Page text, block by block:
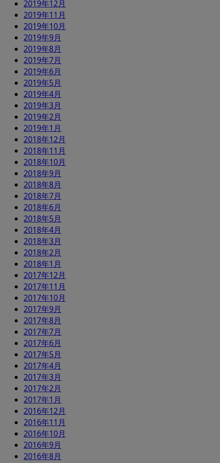
2019年12月
2019年11月
2019年10月
2019年9月
2019年8月
2019年7月
2019年6月
2019年5月
2019年4月
2019年3月
2019年2月
2019年1月
2018年12月
2018年11月
2018年10月
2018年9月
2018年8月
2018年7月
2018年6月
2018年5月
2018年4月
2018年3月
2018年2月
2018年1月
2017年12月
2017年11月
2017年10月
2017年9月
2017年8月
2017年7月
2017年6月
2017年5月
2017年4月
2017年3月
2017年2月
2017年1月
2016年12月
2016年11月
2016年10月
2016年9月
2016年8月